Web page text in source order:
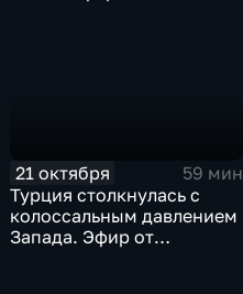
21 октября
59 мин
Турция столкнулась с
колоссальным давлением
Запада. Эфир от